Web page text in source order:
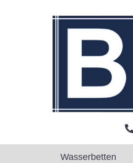
Wasserbetten